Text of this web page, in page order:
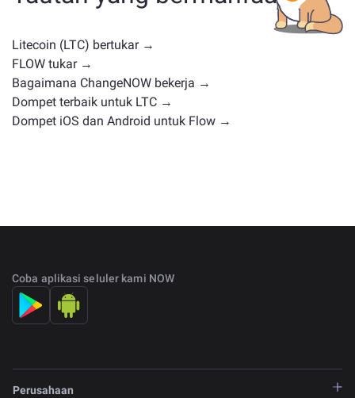
pertukaran utama.
Litecoin (LTC) bertukar →
FLOW tukar →
Bagaimana ChangeNOW bekerja →
Dompet terbaik untuk LTC →
Dompet iOS dan Android untuk Flow →
Coba aplikasi seluler kami NOW
Perusahaan